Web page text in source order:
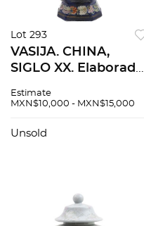
Lot 293
VASIJA. CHINA,
SIGLO XX. Elaborada
policromada.
motivos florales,
Estimate
MXN$10,000 - MXN$15,000
Unsold